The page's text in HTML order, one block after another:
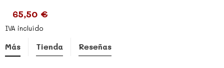
65,50 €
IVA incluído
Más Tienda Reseñas